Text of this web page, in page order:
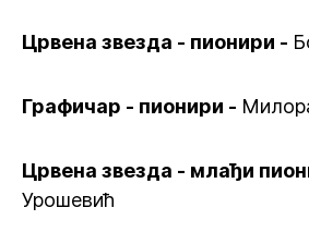
Црвена звезда - пионири -
Графичар - пионири -
Црвена звезда - млађи
Урошевић